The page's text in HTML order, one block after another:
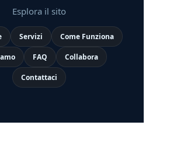
Esplora il sito
Servizi Come Funziona
FAQ Collabora
Contattaci